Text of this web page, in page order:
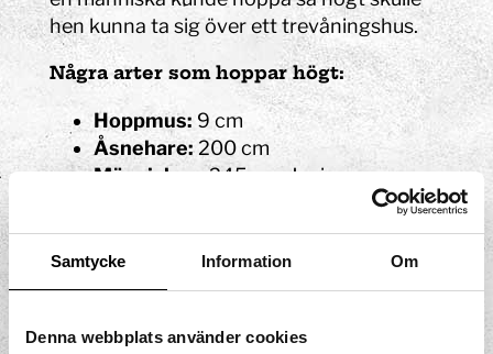
Samtycke Information Om
Denna webbplats använder cookies
hen kunna ta sig över ett trevåningshus.
Några arter som hoppar högt:
Hoppmus: 9 cm
Åsnehare:200 cm
Människan:245 cm. Javier
Sotomayor, kubansk före detta
höjdhoppare och
världsrekordinnehavare i höjdhopp
utomhus (2020).
Känguru:300 cm